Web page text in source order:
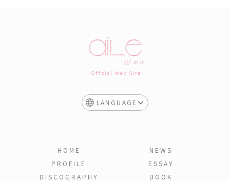
LANGUAGE
HOME
NEWS
PROFILE
ESSAY
DISCOGRAPHY
BOOK